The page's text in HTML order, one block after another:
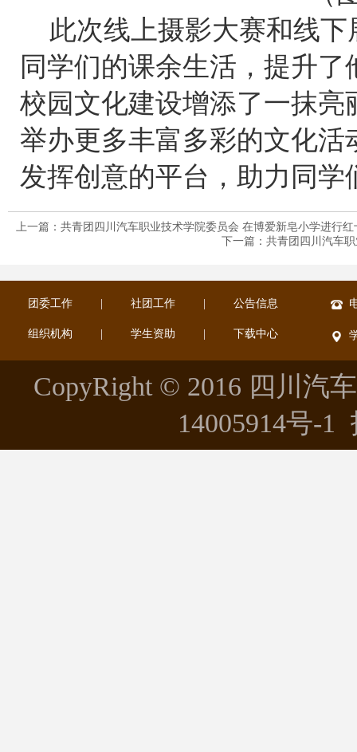
此次线上摄影大赛和线
同学们的课余生活，提升
校园文化建设增添了一抹
举办更多丰富多彩的文化
发挥创意的平台，助力同学
上一篇：共青团四川汽车职业技术学院委员会 在博爱新皂小学进行
下一篇：共青团四川汽车
团委工作 社团工作 公告信息
组织机构 学生资助 下载中心
CopyRight © 2016 四川汽
14005914号-1